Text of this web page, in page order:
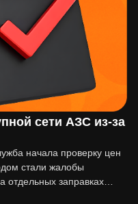
сети АЗС из-за
начала проверку цен
стали жалобы
отдельных заправках